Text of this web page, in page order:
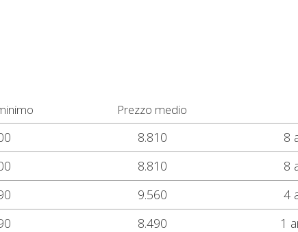
Prezzo medio
8.810
8
8.810
8
9.560
4
8.490
1